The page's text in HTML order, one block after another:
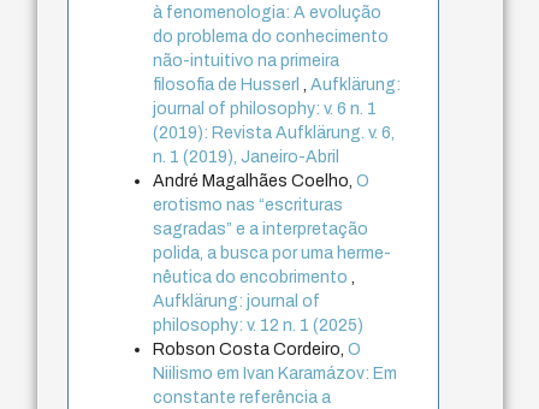
à fenomenologia: A evolução
do problema do conhecimento
não-intuitivo na primeira
filosofia de Husserl,Aufklärung:
journal of philosophy: v. 6 n. 1
(2019): Revista Aufklärung. v. 6,
n. 1 (2019), Janeiro-Abril
André Magalhães Coelho,O
erotismo nas “escrituras
sagradas” e a interpretação
polida, a busca por uma herme-
nêutica do encobrimento,
Aufklärung: journal of
philosophy: v. 12 n. 1 (2025)
Robson Costa Cordeiro,O
Niilismo em Ivan Karamázov: Em
constante referência a